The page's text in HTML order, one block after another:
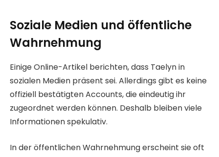
Soziale Medien und öffentliche
Wahrnehmung
Einige Online-Artikel berichten, dass Taelyn in
sozialen Medien präsent sei. Allerdings gibt es keine
offiziell bestätigten Accounts, die eindeutig ihr
zugeordnet werden können. Deshalb bleiben viele
Informationen spekulativ.
In der öffentlichen Wahrnehmung erscheint sie oft